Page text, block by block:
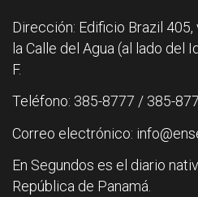
Dirección: Edificio Brazil
la Calle del Agua (al lado del
F.
Teléfono: 385-8777 / 385-
Correo electrónico:
En Segundos es el diario
República de Panamá.